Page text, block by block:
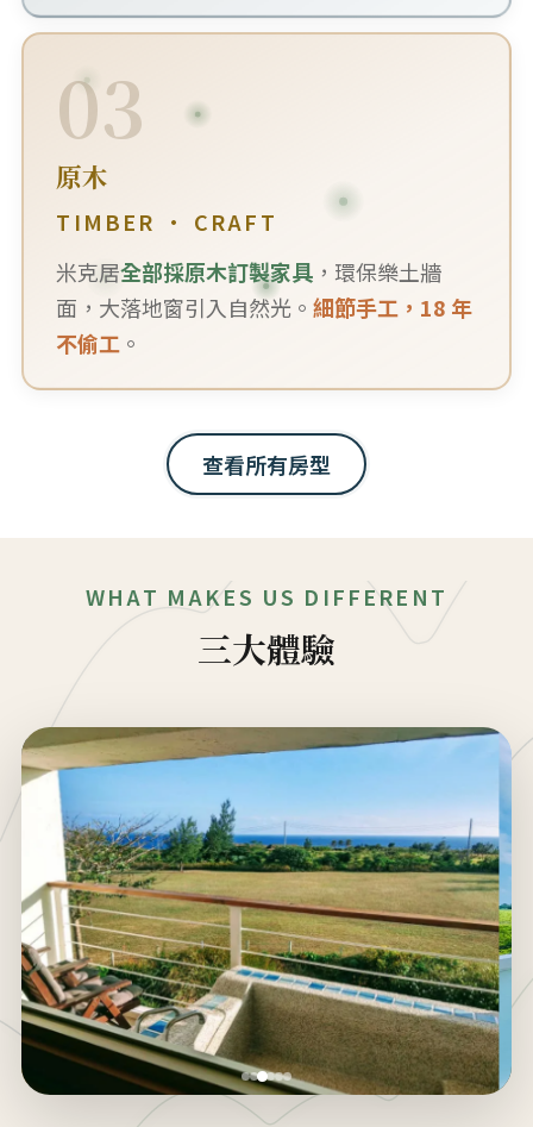
03
原木
TIMBER · CRAFT
米克居全部採原木訂製家具 ，環保樂土牆
面，大落地窗引入自然光。細節手工，18 年
不偷工 。
查看所有房型
WHAT MAKES US DIFFERENT
三大體驗